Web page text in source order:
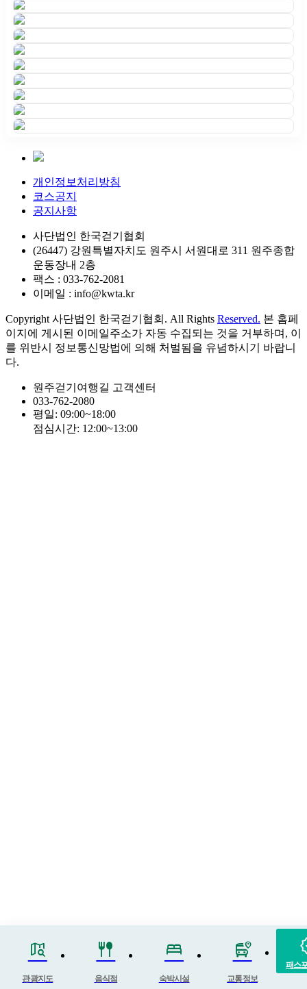
개인정보처리방침
코스공지
공지사항
사단법인 한국걷기협회
(26447) 강원특별자치도 원주시 서원대로 311 원주종합
운동장내 2층
팩스 : 033-762-2081
이메일 : info@kwta.kr
Copyright 사단법인 한국걷기협회. All Rights Reserved. 본 홈페
이지에 게시된 이메일주소가 자동 수집되는 것을 거부하며, 이
를 위반시 정보통신망법에 의해 처벌됨을 유념하시기 바랍니
다.
원주걷기여행길 고객센터
033-762-2080
평일: 09:00~18:00
점심시간: 12:00~13:00
map_search
관광지도
fork_spoon
음식점
bed
숙박시설
bus_map_pin
교통정보
패스